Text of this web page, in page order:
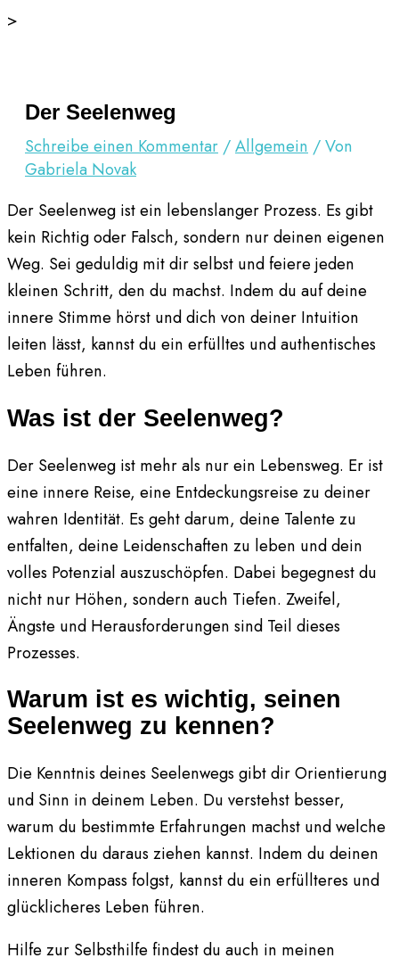
>
Der Seelenweg
Schreibe einen Kommentar /Allgemein / Von
Gabriela Novak
Der Seelenweg ist ein lebenslanger Prozess. Es gibt
kein Richtig oder Falsch, sondern nur deinen eigenen
Weg. Sei geduldig mit dir selbst und feiere jeden
kleinen Schritt, den du machst. Indem du auf deine
innere Stimme hörst und dich von deiner Intuition
leiten lässt, kannst du ein erfülltes und authentisches
Leben führen.
Was ist der Seelenweg?
Der Seelenweg ist mehr als nur ein Lebensweg. Er ist
eine innere Reise, eine Entdeckungsreise zu deiner
wahren Identität. Es geht darum, deine Talente zu
entfalten, deine Leidenschaften zu leben und dein
volles Potenzial auszuschöpfen. Dabei begegnest du
nicht nur Höhen, sondern auch Tiefen. Zweifel,
Ängste und Herausforderungen sind Teil dieses
Prozesses.
Warum ist es wichtig, seinen
Seelenweg zu kennen?
Die Kenntnis deines Seelenwegs gibt dir Orientierung
und Sinn in deinem Leben. Du verstehst besser,
warum du bestimmte Erfahrungen machst und welche
Lektionen du daraus ziehen kannst. Indem du deinen
inneren Kompass folgst, kannst du ein erfüllteres und
glücklicheres Leben führen.
Hilfe zur Selbsthilfe findest du auch in meinen